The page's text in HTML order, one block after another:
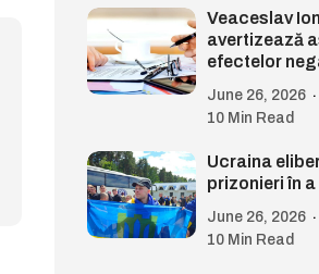
Veaceslav
avertizează
efectelor
June 26, 2026
10 Min Read
Ucraina
prizonieri în a
June 26, 2026
10 Min Read